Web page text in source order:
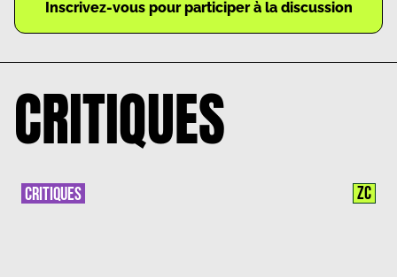
Inscrivez-vous pour participer à la discussion
CRITIQUES
CRITIQUES ZC